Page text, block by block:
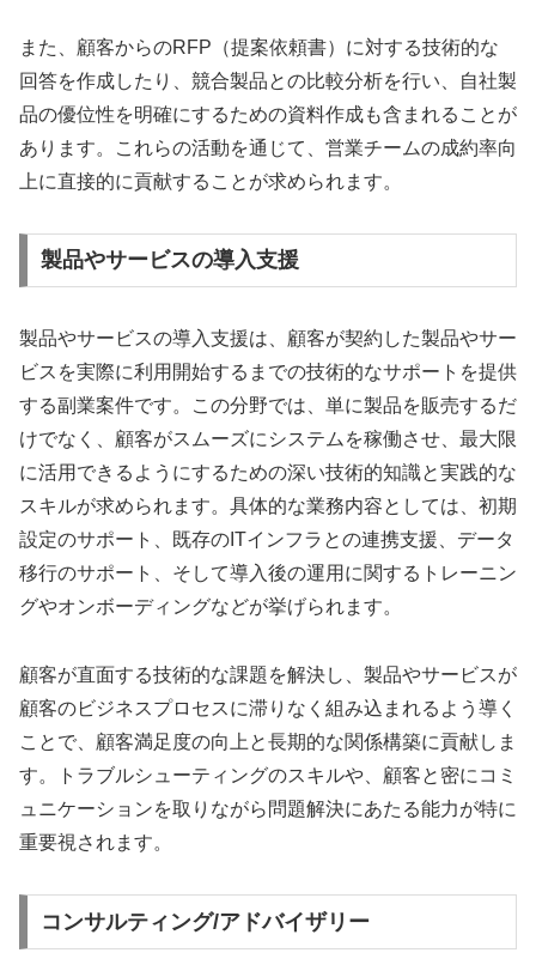
また、顧客からのRFP（提案依頼書）に対する技術的な
回答を作成したり、競合製品との比較分析を行い、自社製
品の優位性を明確にするための資料作成も含まれることが
あります。これらの活動を通じて、営業チームの成約率向
上に直接的に貢献することが求められます。
製品やサービスの導入支援
製品やサービスの導入支援は、顧客が契約した製品やサー
ビスを実際に利用開始するまでの技術的なサポートを提供
する副業案件です。この分野では、単に製品を販売するだ
けでなく、顧客がスムーズにシステムを稼働させ、最大限
に活用できるようにするための深い技術的知識と実践的な
スキルが求められます。具体的な業務内容としては、初期
設定のサポート、既存のITインフラとの連携支援、データ
移行のサポート、そして導入後の運用に関するトレーニン
グやオンボーディングなどが挙げられます。
顧客が直面する技術的な課題を解決し、製品やサービスが
顧客のビジネスプロセスに滞りなく組み込まれるよう導く
ことで、顧客満足度の向上と長期的な関係構築に貢献しま
す。トラブルシューティングのスキルや、顧客と密にコミ
ュニケーションを取りながら問題解決にあたる能力が特に
重要視されます。
コンサルティング/アドバイザリー